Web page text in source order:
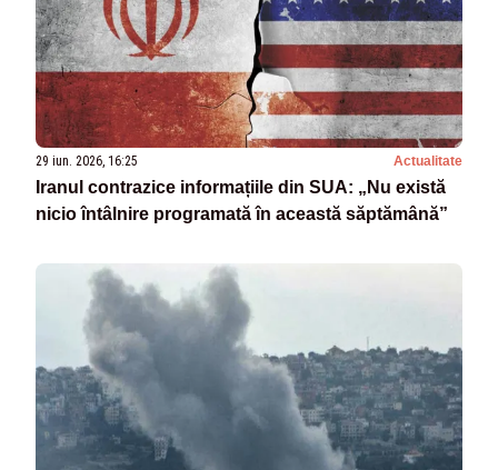
29 iun. 2026, 16:25 Actualitate
Iranul contrazice informațiile din SUA: „Nu există
nicio întâlnire programată în această săptămână”